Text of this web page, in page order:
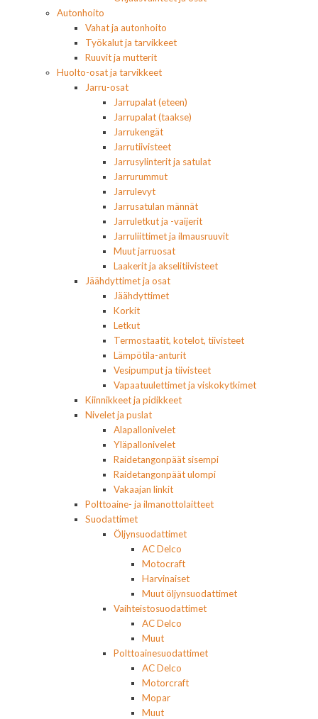
Autonhoito
Vahat ja autonhoito
Työkalut ja tarvikkeet
Ruuvit ja mutterit
Huolto-osat ja tarvikkeet
Jarru-osat
Jarrupalat (eteen)
Jarrupalat (taakse)
Jarrukengät
Jarrutiivisteet
Jarrusylinterit ja satulat
Jarrurummut
Jarrulevyt
Jarrusatulan männät
Jarruletkut ja -vaijerit
Jarruliittimet ja ilmausruuvit
Muut jarruosat
Laakerit ja akselitiivisteet
Jäähdyttimet ja osat
Jäähdyttimet
Korkit
Letkut
Termostaatit, kotelot, tiivisteet
Lämpötila-anturit
Vesipumput ja tiivisteet
Vapaatuulettimet ja viskokytkimet
Kiinnikkeet ja pidikkeet
Nivelet ja puslat
Alapallonivelet
Yläpallonivelet
Raidetangonpäät sisempi
Raidetangonpäät ulompi
Vakaajan linkit
Polttoaine- ja ilmanottolaitteet
Suodattimet
Öljynsuodattimet
AC Delco
Motocraft
Harvinaiset
Muut öljynsuodattimet
Vaihteistosuodattimet
AC Delco
Muut
Polttoainesuodattimet
AC Delco
Motorcraft
Mopar
Muut